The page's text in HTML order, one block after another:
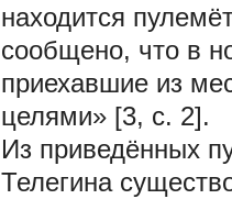
находится
сообщено, что в
приехавшие из
целями» [3, с. 2].
Из приведённых
Телегина